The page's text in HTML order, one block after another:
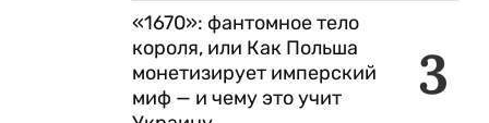
3
«1670»: фантомное тело
короля, или Как Польша
монетизирует имперский
миф — и чему это учит